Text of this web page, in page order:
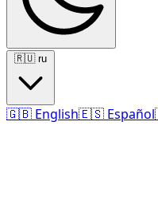
🇷🇺 ru
🇬🇧 English🇪🇸 Español